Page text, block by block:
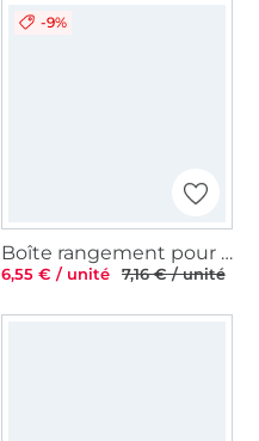
-9%
Boîte rangement pour 32 canettes couture Prym
6,55 € / unité 7,16 € / unité